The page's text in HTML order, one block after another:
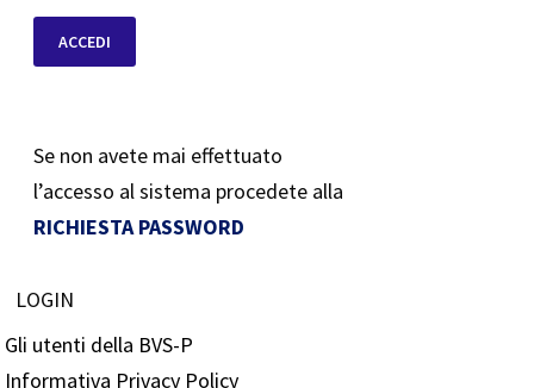
Se non avete mai effettuato
l’accesso al sistema procedete alla
RICHIESTA PASSWORD
LOGIN
Gli utenti della BVS-P
Informativa Privacy Policy